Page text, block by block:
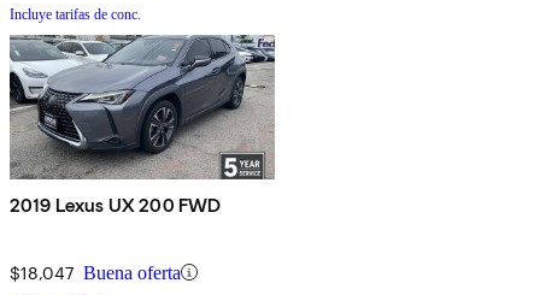
Incluye tarifas de conc.
2019 Lexus UX 200 FWD
$18,047 Buena oferta